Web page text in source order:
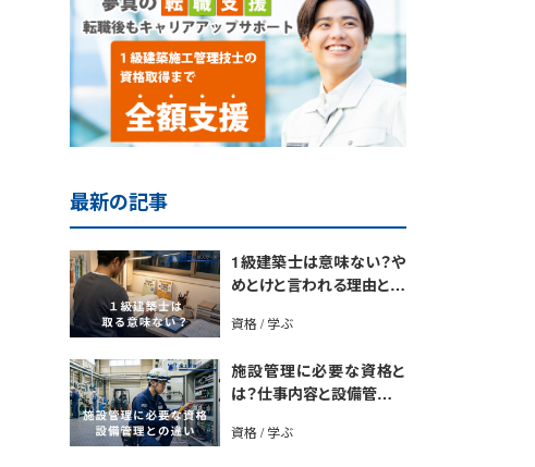
最新の記事
1級建築士は意味ない？や
めとけと言われる理由と取
資格 / 学ぶ
施設管理に必要な資格と
は？仕事内容と設備管理と
資格 / 学ぶ